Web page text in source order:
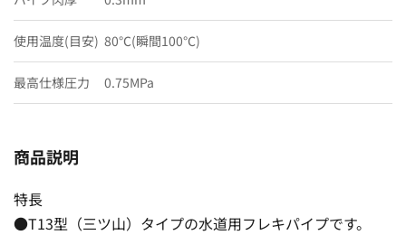
使用温度(目安) 80℃(瞬間100℃)
最高仕様圧力 0.75MPa
商品説明
特長
●T13型（三ツ山）タイプの水道用フレキパイプです。